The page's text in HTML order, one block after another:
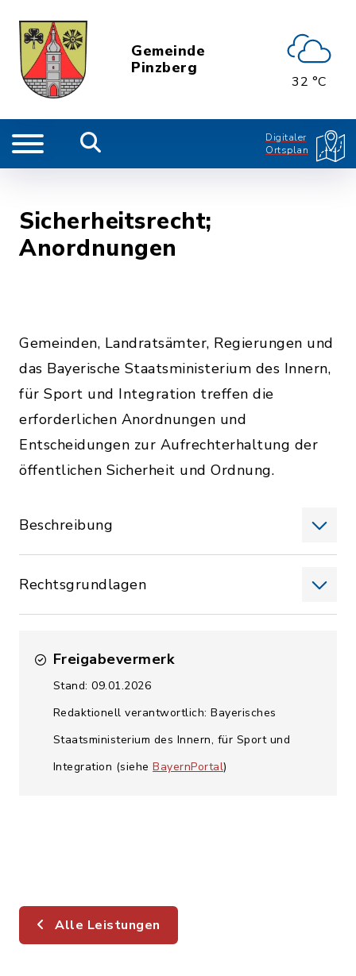
Gemeinde
Pinzberg
32 °C
Digitaler
Ortsplan
Sicherheitsrecht;
Anordnungen
Gemeinden, Landratsämter, Regierungen und
das Bayerische Staatsministerium des Innern,
für Sport und Integration treffen die
erforderlichen Anordnungen und
Entscheidungen zur Aufrechterhaltung der
öffentlichen Sicherheit und Ordnung.
Beschreibung
Rechtsgrundlagen
Freigabevermerk
Stand: 09.01.2026
Redaktionell verantwortlich: Bayerisches
Staatsministerium des Innern, für Sport und
Integration (siehe BayernPortal)
Alle Leistungen